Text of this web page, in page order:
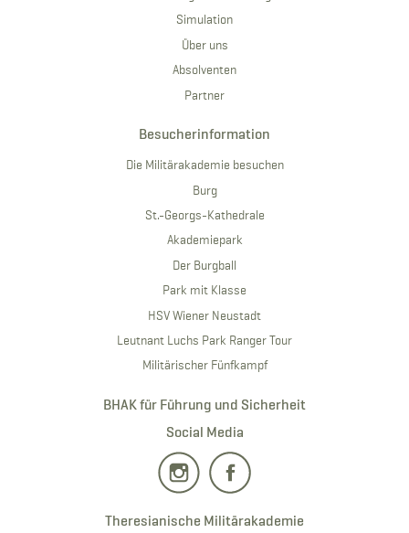
Simulation
Über uns
Absolventen
Partner
Besucherinformation
Die Militärakademie besuchen
Burg
St.-Georgs-Kathedrale
Akademiepark
Der Burgball
Park mit Klasse
HSV Wiener Neustadt
Leutnant Luchs Park Ranger Tour
Militärischer Fünfkampf
BHAK für Führung und Sicherheit
Social Media
Theresianische Militärakademie